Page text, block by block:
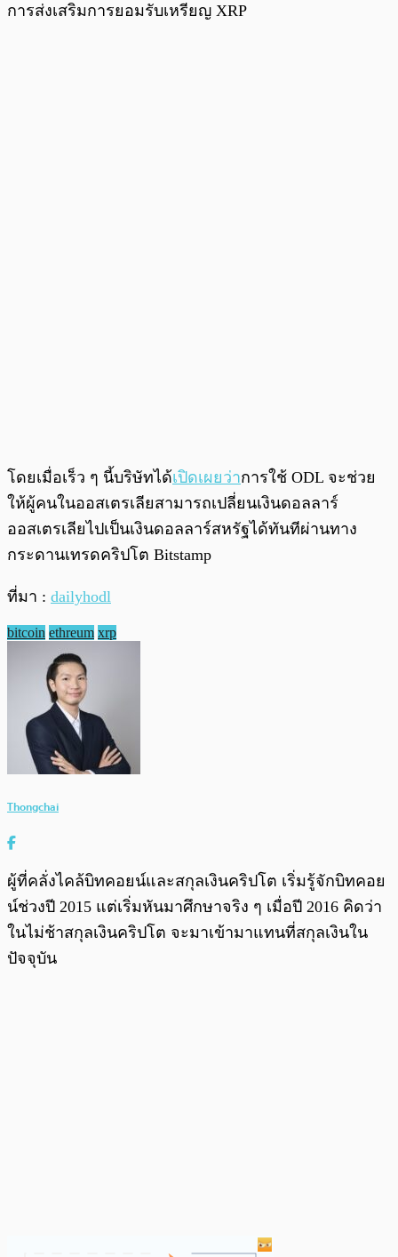
การส่งเสริมการยอมรับเหรียญ XRP
โดยเมื่อเร็ว ๆ นี้บริษัทได้เปิดเผยว่าการใช้ ODL จะช่วย
ให้ผู้คนในออสเตรเลียสามารถเปลี่ยนเงินดอลลาร์
ออสเตรเลียไปเป็นเงินดอลลาร์สหรัฐได้ทันทีผ่านทาง
กระดานเทรดคริปโต Bitstamp
ที่มา : dailyhodl
bitcoin ethreum xrp
Thongchai
ผู้ที่คลั่งไคล้บิทคอยน์และสกุลเงินคริปโต เริ่มรู้จักบิทคอย
น์ช่วงปี 2015 แต่เริ่มหันมาศึกษาจริง ๆ เมื่อปี 2016 คิดว่า
ในไม่ช้าสกุลเงินคริปโต จะมาเข้ามาแทนที่สกุลเงินใน
ปัจจุบัน